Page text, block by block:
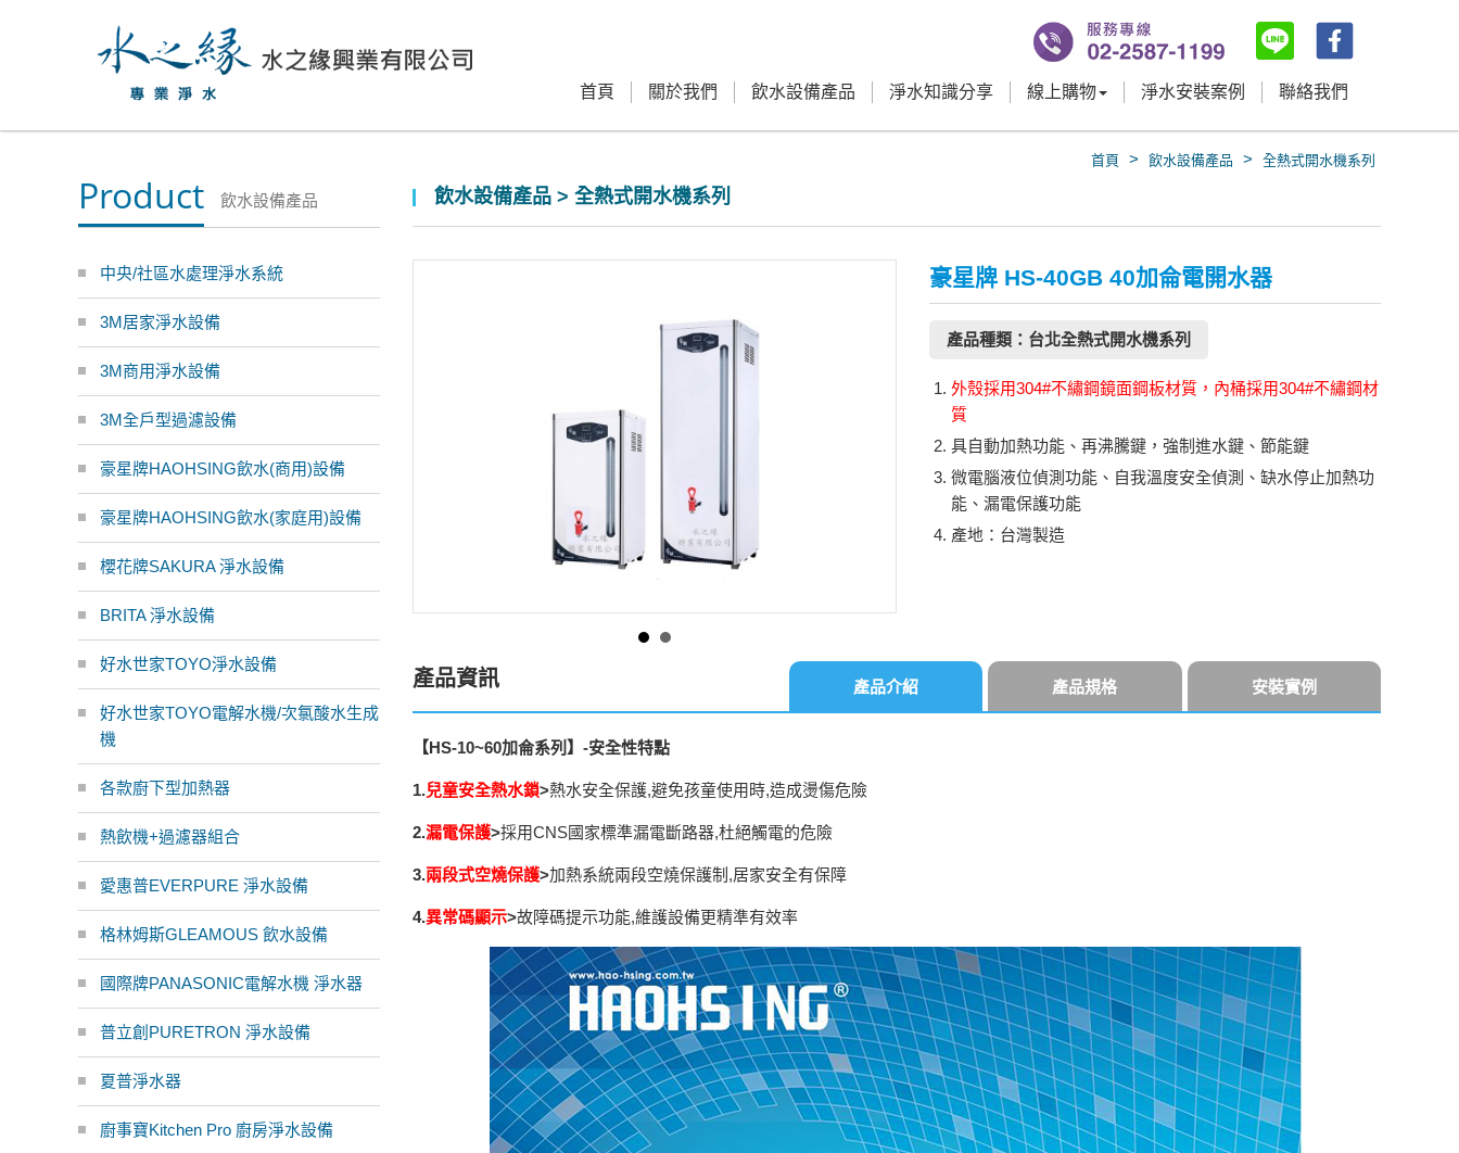
首頁 關於我們 飲水設備產品 淨水知識分享 線上購物 淨水安裝案例 聯絡我們
首頁 > 飲水設備產品 > 全熱式開水機系列
飲水設備產品 > 全熱式開水機系列
豪星牌 HS-40GB 40加侖電開水器
產品種類：台北全熱式開水機系列
外殼採用304#不繡鋼鏡面鋼板材質，內桶採用304#不繡鋼材
質
具自動加熱功能、再沸騰鍵，強制進水鍵、節能鍵
微電腦液位偵測功能、自我溫度安全偵測、缺水停止加熱功
能、漏電保護功能
產地：台灣製造
產品資訊 產品介紹 產品規格 安裝實例
【HS-10~60加侖系列】-安全性特點
1.兒童安全熱水鎖>熱水安全保護,避免孩童使用時,造成燙傷危險
2.漏電保護>採用CNS國家標準漏電斷路器,杜絕觸電的危險
3.兩段式空燒保護>加熱系統兩段空燒保護制,居家安全有保障
4.異常碼顯示>故障碼提示功能,維護設備更精準有效率
Product 飲水設備產品
中央/社區水處理淨水系統
3M居家淨水設備
3M商用淨水設備
3M全戶型過濾設備
豪星牌HAOHSING飲水(商用)設備
豪星牌HAOHSING飲水(家庭用)設備
櫻花牌SAKURA 淨水設備
BRITA 淨水設備
好水世家TOYO淨水設備
好水世家TOYO電解水機/次氯酸水生成
機
各款廚下型加熱器
熱飲機+過濾器組合
愛惠普EVERPURE 淨水設備
格林姆斯GLEAMOUS 飲水設備
國際牌PANASONIC電解水機 淨水器
普立創PURETRON 淨水設備
夏普淨水器
廚事寶Kitchen Pro 廚房淨水設備